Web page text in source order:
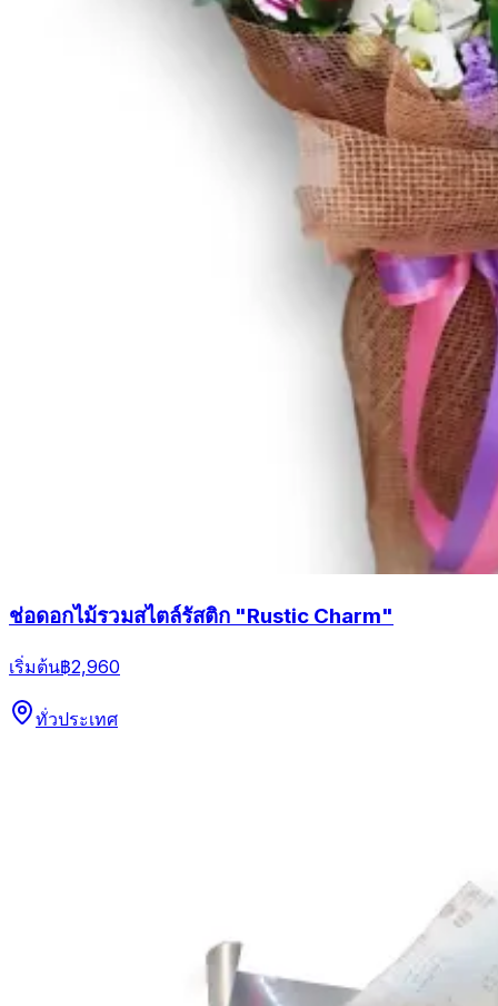
ช่อดอกไม้รวมสไตล์รัสติก "Rustic Charm"
เริ่มต้น฿2,960
ทั่วประเทศ